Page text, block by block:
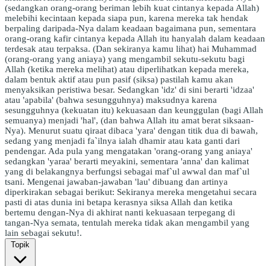
(sedangkan orang-orang beriman lebih kuat cintanya kepada Allah)
melebihi kecintaan kepada siapa pun, karena mereka tak hendak
berpaling daripada-Nya dalam keadaan bagaimana pun, sementara
orang-orang kafir cintanya kepada Allah itu hanyalah dalam keadaan
terdesak atau terpaksa. (Dan sekiranya kamu lihat) hai Muhammad
(orang-orang yang aniaya) yang mengambil sekutu-sekutu bagi
Allah (ketika mereka melihat) atau diperlihatkan kepada mereka,
dalam bentuk aktif atau pun pasif (siksa) pastilah kamu akan
menyaksikan peristiwa besar. Sedangkan 'idz' di sini berarti 'idzaa'
atau 'apabila' (bahwa sesungguhnya) maksudnya karena
sesungguhnya (kekuatan itu) kekuasaan dan keunggulan (bagi Allah
semuanya) menjadi 'hal', (dan bahwa Allah itu amat berat siksaan-
Nya). Menurut suatu qiraat dibaca 'yara' dengan titik dua di bawah,
sedang yang menjadi fa`ilnya ialah dhamir atau kata ganti dari
pendengar. Ada pula yang mengatakan 'orang-orang yang aniaya'
sedangkan 'yaraa' berarti meyakini, sementara 'anna' dan kalimat
yang di belakangnya berfungsi sebagai maf`ul awwal dan maf`ul
tsani. Mengenai jawaban-jawaban 'lau' dibuang dan artinya
diperkirakan sebagai berikut: Sekiranya mereka mengetahui secara
pasti di atas dunia ini betapa kerasnya siksa Allah dan ketika
bertemu dengan-Nya di akhirat nanti kekuasaan terpegang di
tangan-Nya semata, tentulah mereka tidak akan mengambil yang
lain sebagai sekutu!.
Topik